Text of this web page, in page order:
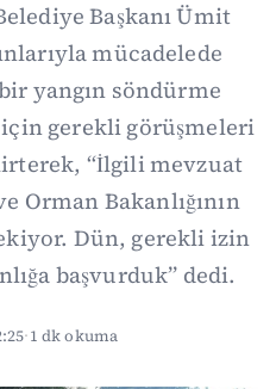
Başkanı Ümit
mücadelede
yangın söndürme
gerekli görüşmeleri
“İlgili mevzuat
Orman Bakanlığının
Dün, gerekli izin
başvurduk” dedi.
·1 dk okuma